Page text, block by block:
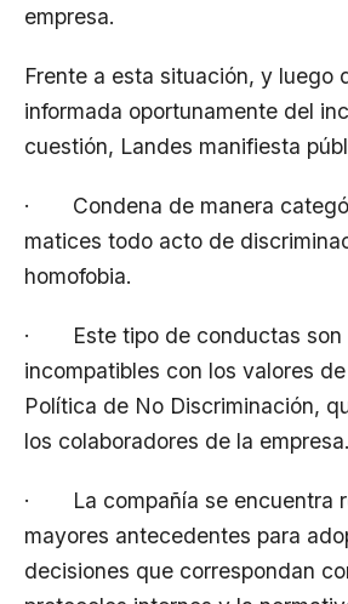
empresa.
Frente a esta situación, y luego
informada oportunamente del
cuestión, Landes manifiesta
· Condena de manera
matices todo acto de
homofobia.
· Este tipo de conductas son
incompatibles con los valores
Política de No Discriminación,
los colaboradores de la empresa.
· La compañía se encuentra
mayores antecedentes para
decisiones que correspondan